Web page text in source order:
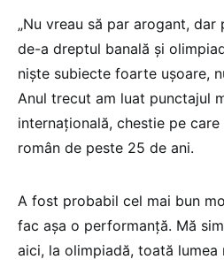
„Nu vreau să par arogant,
de-a dreptul banală şi
nişte subiecte foarte uşoare,
Anul trecut am luat punctajul
internaţională, chestie pe
român de peste 25 de ani.
A fost probabil cel mai bun
fac aşa o performanţă. Mă
aici, la olimpiadă, toată lumea